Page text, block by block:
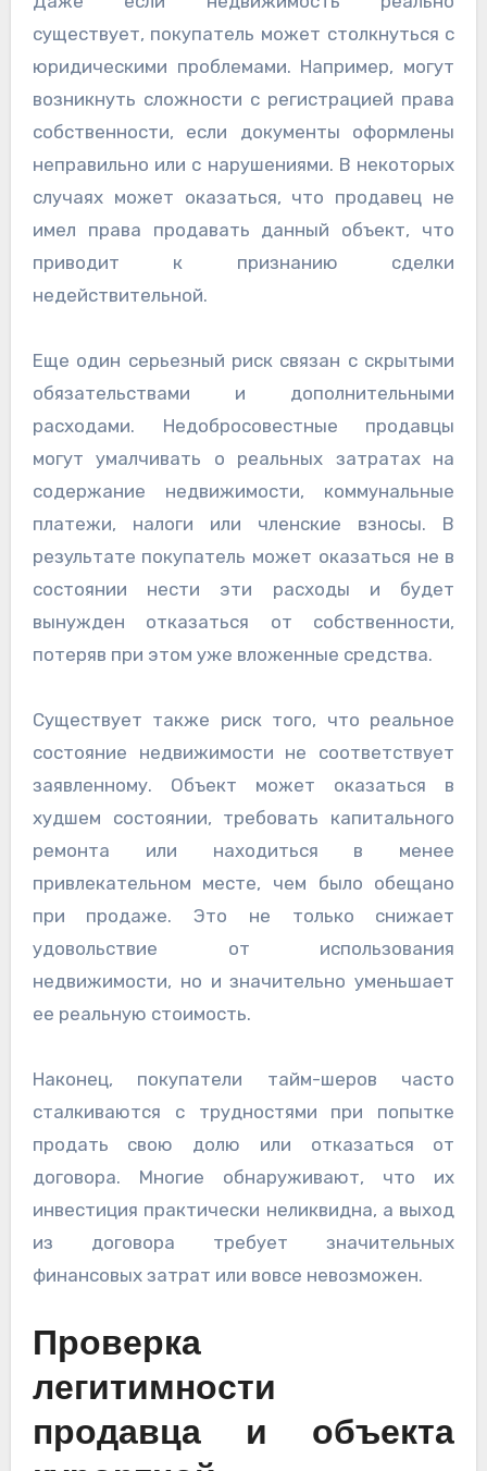
существует, покупатель может столкнуться с
юридическими проблемами. Например, могут
возникнуть сложности с регистрацией права
собственности, если документы оформлены
неправильно или с нарушениями. В некоторых
случаях может оказаться, что продавец не
имел права продавать данный объект, что
приводит к признанию сделки
недействительной.
Еще один серьезный риск связан с скрытыми
обязательствами и дополнительными
расходами. Недобросовестные продавцы
могут умалчивать о реальных затратах на
содержание недвижимости, коммунальные
платежи, налоги или членские взносы. В
результате покупатель может оказаться не в
состоянии нести эти расходы и будет
вынужден отказаться от собственности,
потеряв при этом уже вложенные средства.
Существует также риск того, что реальное
состояние недвижимости не соответствует
заявленному. Объект может оказаться в
худшем состоянии, требовать капитального
ремонта или находиться в менее
привлекательном месте, чем было обещано
при продаже. Это не только снижает
удовольствие от использования
недвижимости, но и значительно уменьшает
ее реальную стоимость.
Наконец, покупатели тайм-шеров часто
сталкиваются с трудностями при попытке
продать свою долю или отказаться от
договора. Многие обнаруживают, что их
инвестиция практически неликвидна, а выход
из договора требует значительных
финансовых затрат или вовсе невозможен.
Проверка
легитимности
продавца и объекта